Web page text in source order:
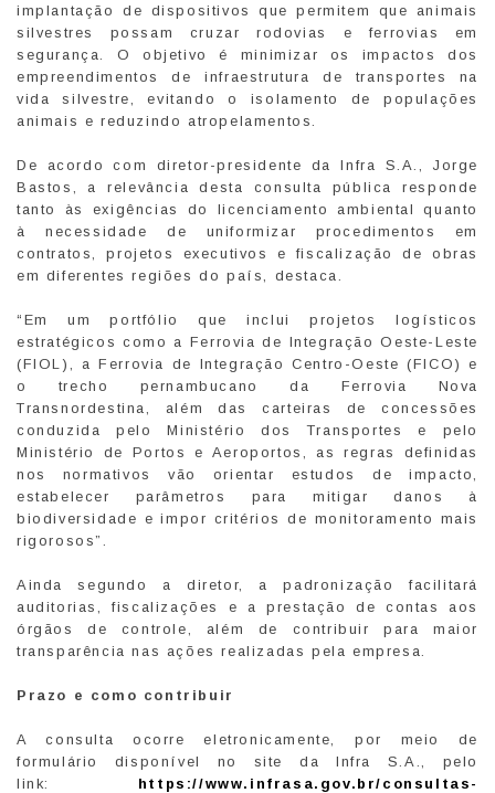
implantação de dispositivos que permitem que animais
silvestres possam cruzar rodovias e ferrovias em
segurança. O objetivo é minimizar os impactos dos
empreendimentos de infraestrutura de transportes na
vida silvestre, evitando o isolamento de populações
animais e reduzindo atropelamentos.
De acordo com diretor-presidente da Infra S.A., Jorge
Bastos, a relevância desta consulta pública responde
tanto às exigências do licenciamento ambiental quanto
à necessidade de uniformizar procedimentos em
contratos, projetos executivos e fiscalização de obras
em diferentes regiões do país, destaca.
“Em um portfólio que inclui projetos logísticos
estratégicos como a Ferrovia de Integração Oeste-Leste
(FIOL), a Ferrovia de Integração Centro-Oeste (FICO) e
o trecho pernambucano da Ferrovia Nova
Transnordestina, além das carteiras de concessões
conduzida pelo Ministério dos Transportes e pelo
Ministério de Portos e Aeroportos, as regras definidas
nos normativos vão orientar estudos de impacto,
estabelecer parâmetros para mitigar danos à
biodiversidade e impor critérios de monitoramento mais
rigorosos”.
Ainda segundo a diretor, a padronização facilitará
auditorias, fiscalizações e a prestação de contas aos
órgãos de controle, além de contribuir para maior
transparência nas ações realizadas pela empresa.
Prazo e como contribuir
A consulta ocorre eletronicamente, por meio de
formulário disponível no site da Infra S.A., pelo
link: https://www.infrasa.gov.br/consultas-